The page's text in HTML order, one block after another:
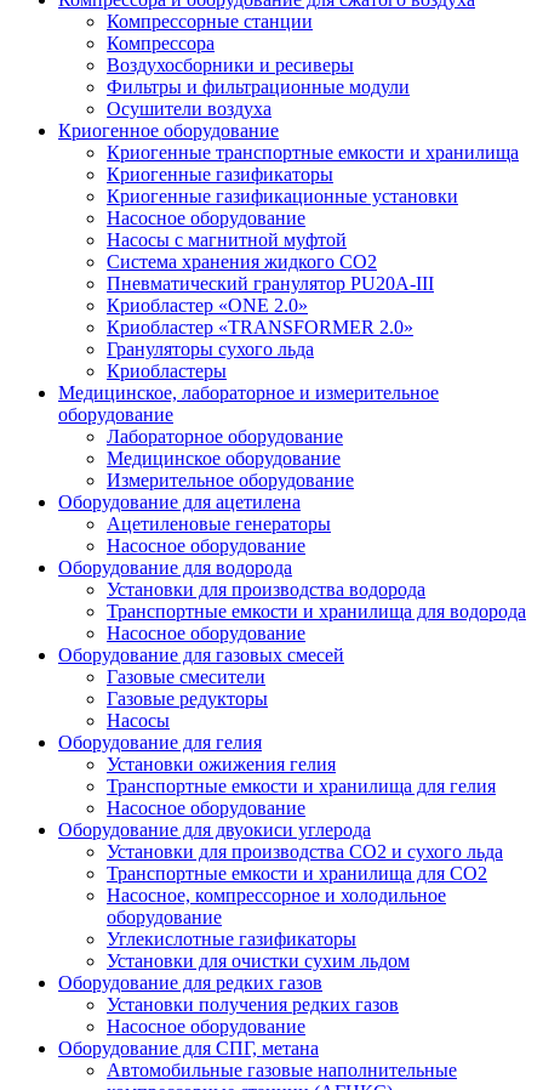
Компрессорные станции
Компрессора
Воздухосборники и ресиверы
Фильтры и фильтрационные модули
Осушители воздуха
Криогенное оборудование
Криогенные транспортные емкости и хранилища
Криогенные газификаторы
Криогенные газификационные установки
Насосное оборудование
Насосы с магнитной муфтой
Система хранения жидкого CO2
Пневматический гранулятор PU20A-III
Криобластер «ONE 2.0»
Криобластер «TRANSFORMER 2.0»
Грануляторы сухого льда
Криобластеры
Медицинское, лабораторное и измерительное
оборудование
Лабораторное оборудование
Медицинское оборудование
Измерительное оборудование
Оборудование для ацетилена
Ацетиленовые генераторы
Насосное оборудование
Оборудование для водорода
Установки для производства водорода
Транспортные емкости и хранилища для водорода
Насосное оборудование
Оборудование для газовых смесей
Газовые смесители
Газовые редукторы
Насосы
Оборудование для гелия
Установки ожижения гелия
Транспортные емкости и хранилища для гелия
Насосное оборудование
Оборудование для двуокиси углерода
Установки для производства СО2 и сухого льда
Транспортные емкости и хранилища для CO2
Насосное, компрессорное и холодильное
оборудование
Углекислотные газификаторы
Установки для очистки сухим льдом
Оборудование для редких газов
Установки получения редких газов
Насосное оборудование
Оборудование для СПГ, метана
Автомобильные газовые наполнительные